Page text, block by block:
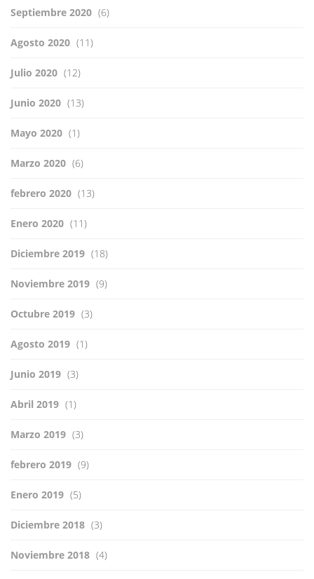
Septiembre 2020 (6)
Agosto 2020 (11)
Julio 2020 (12)
Junio 2020 (13)
Mayo 2020 (1)
Marzo 2020 (6)
febrero 2020 (13)
Enero 2020 (11)
Diciembre 2019 (18)
Noviembre 2019 (9)
Octubre 2019 (3)
Agosto 2019 (1)
Junio 2019 (3)
Abril 2019 (1)
Marzo 2019 (3)
febrero 2019 (9)
Enero 2019 (5)
Diciembre 2018 (3)
Noviembre 2018 (4)